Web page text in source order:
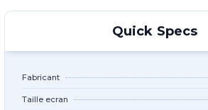
Quick Specs
Fabricant
Taille ecran